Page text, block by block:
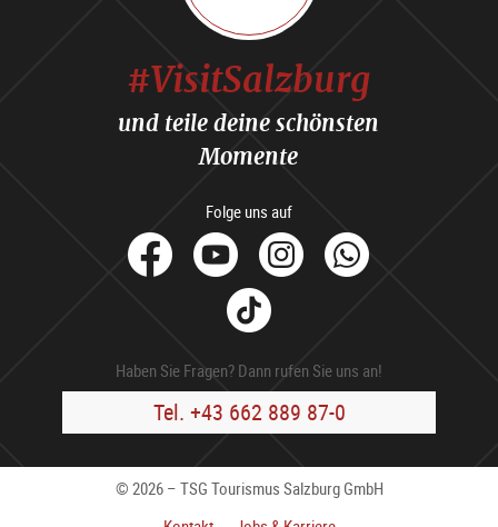
#VisitSalzburg
und teile deine schönsten
Momente
Folge uns auf
facebook
YoutubeInstagram
Tik
Tok
Haben Sie Fragen? Dann rufen Sie uns an!
Tel. +43 662 889 87-0
© 2026 – TSG Tourismus Salzburg GmbH